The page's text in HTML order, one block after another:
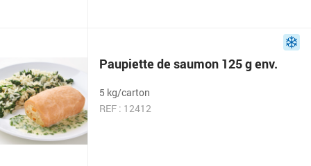
Paupiette de saumon 125 g env.
5 kg/carton
REF : 12412